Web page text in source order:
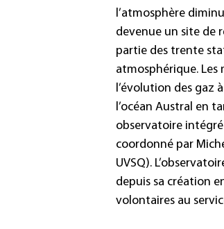
l’atmosphère
devenue un site de
partie des trente
atmosphérique.
l’évolution des gaz
l’océan Austral en
observatoire intégré
coordonné par
UVSQ).
depuis sa création
volontaires au